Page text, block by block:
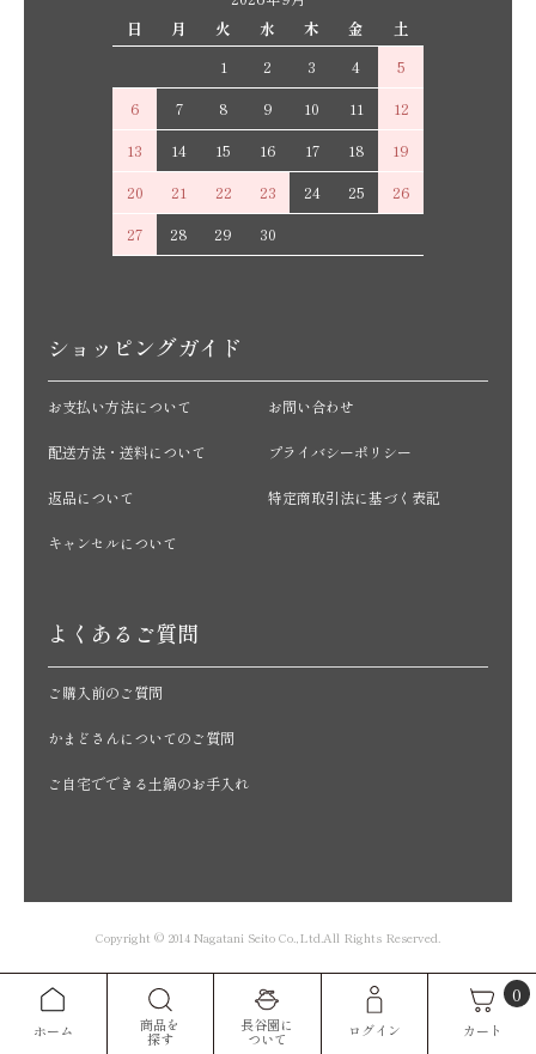
ホーム 商品を
探す
長谷園に
ついて ログイン
0
カート
日
月 火 水 木 金
土
1
2 3 4
5
6
7 8 9 10 11
12
13
14 15 16 17 18
19
20
21 22 23 24 25
26
27
28 29 30
ショッピングガイド
お支払い方法について
配送方法・送料について
返品について
キャンセルについて
お問い合わせ
プライバシーポリシー
特定商取引法に基づく表記
よくあるご質問
ご購入前のご質問
かまどさんについてのご質問
ご自宅でできる土鍋のお手入れ
Copyright © 2014 Nagatani Seito Co.,Ltd.All Rights Reserved.